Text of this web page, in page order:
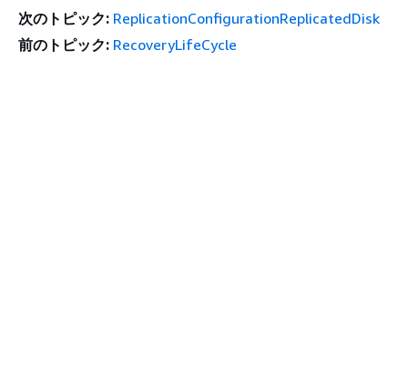
次のトピック: ReplicationConfigurationReplicatedDisk
前のトピック: RecoveryLifeCycle